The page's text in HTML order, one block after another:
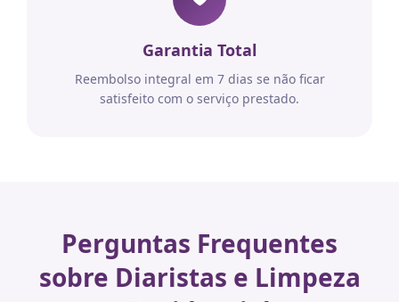
Garantia Total
Reembolso integral em 7 dias se não ficar
satisfeito com o serviço prestado.
Perguntas Frequentes
sobre Diaristas e Limpeza